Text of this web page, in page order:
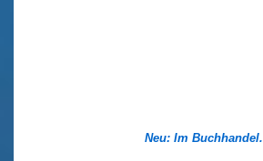
Neu: Im Buchhandel.